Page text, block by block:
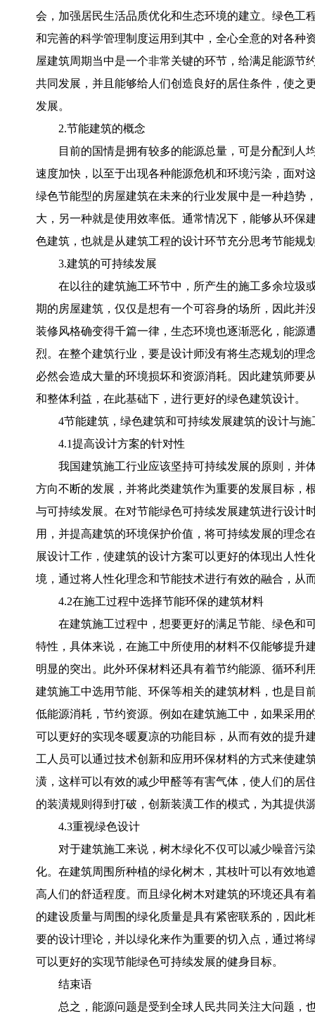
会，加强居民生活品质优化和生态环境的建立。绿色工
和完善的科学管理制度运用到其中，全心全意的对各种
屋建筑周期当中是一个非常关键的环节，给满足能源节
共同发展，并且能够给人们创造良好的居住条件，使之
发展。
2.节能建筑的概念
目前的国情是拥有较多的能源总量，可是分配到人
速度加快，以至于出现各种能源危机和环境污染，面对
绿色节能型的房屋建筑在未来的行业发展中是一种趋势
大，另一种就是使用效率低。通常情况下，能够从环保
色建筑，也就是从建筑工程的设计环节充分思考节能规
3.建筑的可持续发展
在以往的建筑施工环节中，所产生的施工多余垃圾
期的房屋建筑，仅仅是想有一个可容身的场所，因此并
装修风格确变得千篇一律，生态环境也逐渐恶化，能源
烈。在整个建筑行业，要是设计师没有将生态规划的理
必然会造成大量的环境损坏和资源消耗。因此建筑师要
和整体利益，在此基础下，进行更好的绿色建筑设计。
4节能建筑，绿色建筑和可持续发展建筑的设计与施
4.1提高设计方案的针对性
我国建筑施工行业应该坚持可持续发展的原则，并
方向不断的发展，并将此类建筑作为重要的发展目标，
与可持续发展。在对节能绿色可持续发展建筑进行设计
用，并提高建筑的环境保护价值，将可持续发展的理念
展设计工作，使建筑的设计方案可以更好的体现出人性
境，通过将人性化理念和节能技术进行有效的融合，从
4.2在施工过程中选择节能环保的建筑材料
在建筑施工过程中，想要更好的满足节能、绿色和
特性，具体来说，在施工中所使用的材料不仅能够提升
明显的突出。此外环保材料还具有着节约能源、循环利
建筑施工中选用节能、环保等相关的建筑材料，也是目
低能源消耗，节约资源。例如在建筑施工中，如果采用
可以更好的实现冬暖夏凉的功能目标，从而有效的提升
工人员可以通过技术创新和应用环保材料的方式来使建
潢，这样可以有效的减少甲醛等有害气体，使人们的居
的装潢规则得到打破，创新装潢工作的模式，为其提供
4.3重视绿色设计
对于建筑施工来说，树木绿化不仅可以减少噪音污
化。在建筑周围所种植的绿化树木，其枝叶可以有效地
高人们的舒适程度。而且绿化树木对建筑的环境还具有
的建设质量与周围的绿化质量是具有紧密联系的，因此
要的设计理论，并以绿化来作为重要的切入点，通过将
可以更好的实现节能绿色可持续发展的健身目标。
结束语
总之，能源问题是受到全球人民共同关注大问题，